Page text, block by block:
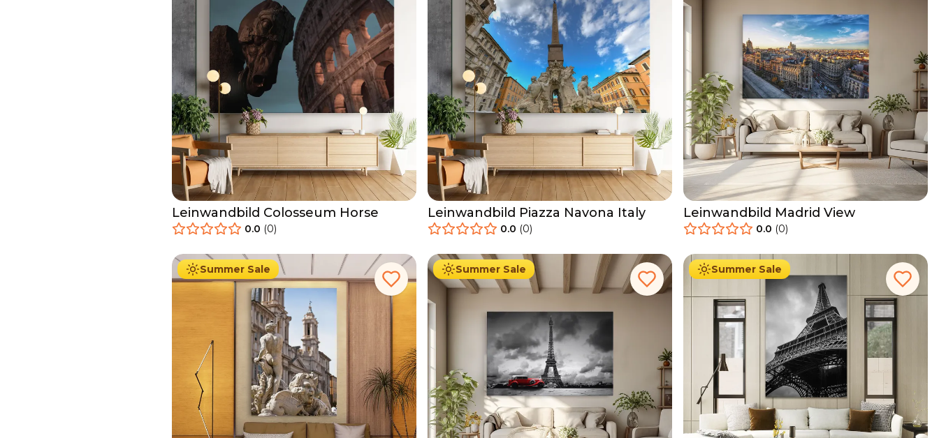
Leinwandbild Colosseum Horse
0.0 (0)
Leinwandbild Piazza Navona Italy
0.0 (0)
Leinwandbild Madrid View
0.0 (0)
Summer Sale
Ab 39.90 € 34.90
Summer Sale
Ab 39.90 € 34.90
Summer Sale
Ab 39.90 € 34.90